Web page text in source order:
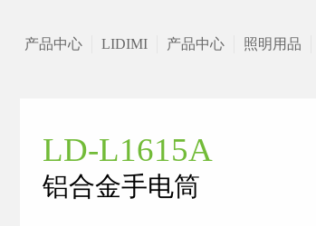
产品中心 LIDIMI 产品中心 照明用品
LD-L1615A
铝合金手电筒